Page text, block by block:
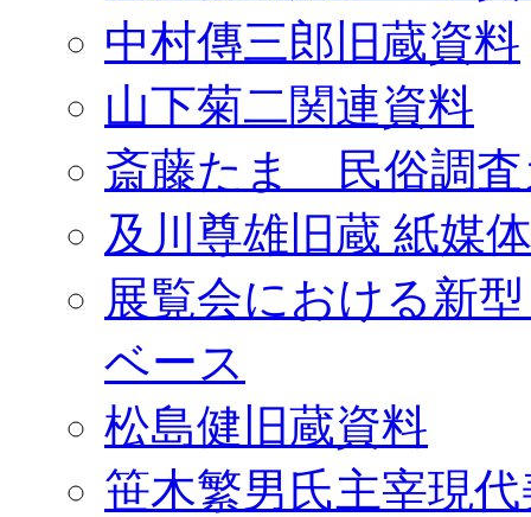
中村傳三郎旧蔵資料
山下菊二関連資料
斎藤たま 民俗調査
及川尊雄旧蔵 紙媒
展覧会における新
ベース
松島健旧蔵資料
笹木繁男氏主宰現